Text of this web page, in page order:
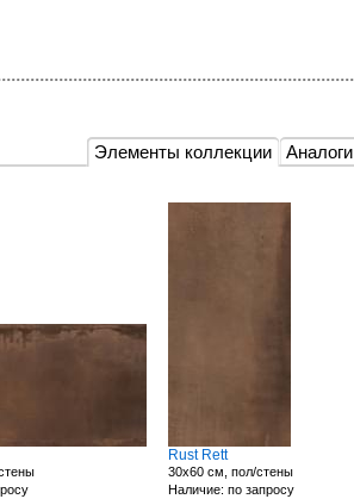
Элементы коллекции Аналоги
Rust Rett
30x60 см, пол/стены
Наличие: по запросу